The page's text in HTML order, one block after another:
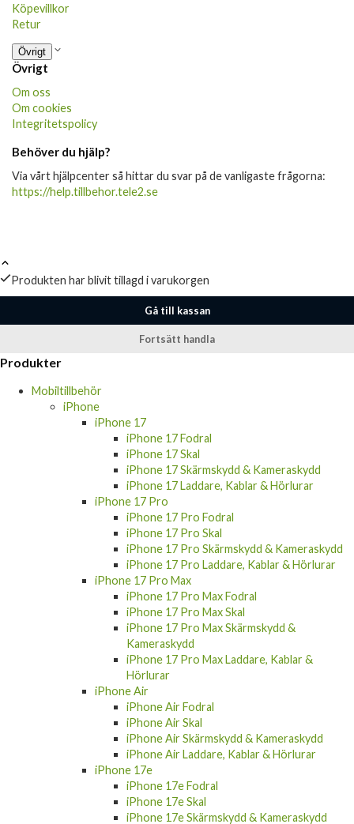
Köpevillkor
Retur
Övrigt
Övrigt
Om oss
Om cookies
Integritetspolicy
Behöver du hjälp?
Via vårt hjälpcenter så hittar du svar på de vanligaste frågorna:
https://help.tillbehor.tele2.se
iPhone 17
iPhone 17 Fodral
iPhone 17 Skal
iPhone 17 Skärmskydd & Kameraskydd
iPhone 17 Laddare, Kablar & Hörlurar
iPhone 17 Pro
iPhone 17 Pro Fodral
iPhone 17 Pro Skal
iPhone 17 Pro Skärmskydd & Kameraskydd
iPhone 17 Pro Laddare, Kablar & Hörlurar
iPhone 17 Pro Max
iPhone 17 Pro Max Fodral
iPhone 17 Pro Max Skal
iPhone 17 Pro Max Skärmskydd &
Kameraskydd
iPhone 17 Pro Max Laddare, Kablar &
Hörlurar
iPhone Air
iPhone Air Fodral
iPhone Air Skal
iPhone Air Skärmskydd & Kameraskydd